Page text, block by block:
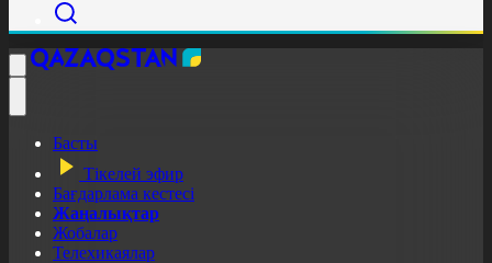
Басты
Тікелей эфир
Бағдарлама кестесі
Жаңалықтар
Жобалар
Телехикаялар